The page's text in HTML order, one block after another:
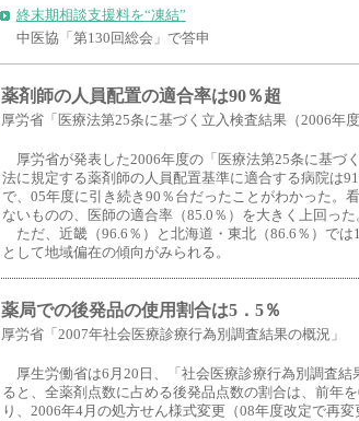
終末期相談支援料を“凍結”
中医協「第130回総会」で答申
薬剤師の人員配置の適合率は90％超
厚労省「医療法第25条に基づく立入検査結果（2006年度
厚労省が発表した2006年度の「医療法第25条に基づ
法に規定する薬剤師の人員配置基準に適合する病院は
で、05年度に引き続き90％台だったことがわかった。
ないものの、医師の適合率（85.0％）を大きく上回った
ただ、近畿（96.6％）と北海道・東北（86.6％）では
として地域偏在の傾向がみられる。
薬局での後発品の使用割合は5．5％
厚労省「2007年社会医療診療行為別調査結果の概況」
厚生労働省は6月20日、「社会医療診療行為別調査結
ると、全薬剤点数に占める後発品点数の割合は、前年
り、2006年4月の処方せん様式変更（08年度改定で再